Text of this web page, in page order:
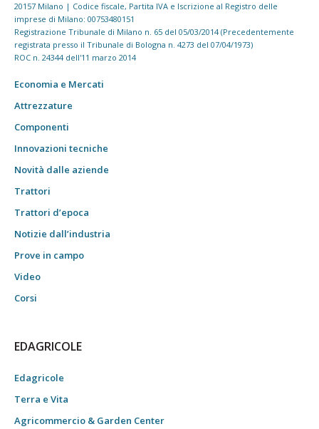
20157 Milano | Codice fiscale, Partita IVA e Iscrizione al Registro delle
imprese di Milano: 00753480151
Registrazione Tribunale di Milano n. 65 del 05/03/2014 (Precedentemente
registrata presso il Tribunale di Bologna n. 4273 del 07/04/1973)
ROC n. 24344 dell'11 marzo 2014
Economia e Mercati
Attrezzature
Componenti
Innovazioni tecniche
Novità dalle aziende
Trattori
Trattori d’epoca
Notizie dall’industria
Prove in campo
Video
Corsi
EDAGRICOLE
Edagricole
Terra e Vita
Agricommercio & Garden Center